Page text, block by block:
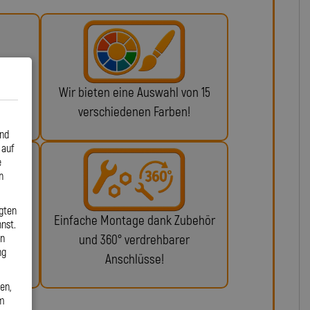
Wir bieten eine Auswahl von 15
verschiedenen Farben!
Einfache Montage dank Zubehör
und 360° verdrehbarer
Anschlüsse!